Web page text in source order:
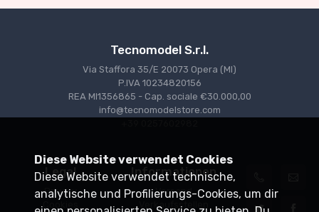
Tecnomodel S.r.l.
Via Staffora 35/E 20073 Opera (MI)
P.IVA 10234820156
REA MI1356865 - Cap. sociale €30.000,00
info@tecnomodelstore.com
Legal
Privacy
Cookies
Informationen
Versand
Verkaufsstellen
Diese Website verwendet Cookies
Diese Website verwendet technische,
analytische und Profilierungs-Cookies, um dir